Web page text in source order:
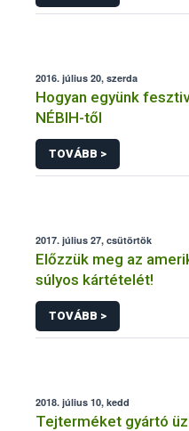
2016. július 20, szerda
Hogyan együnk
NÉBIH-től
TOVÁBB >
2017. július 27, csütörtök
Előzzük meg az
súlyos kártételét!
TOVÁBB >
2018. július 10, kedd
Tejterméket gyártó